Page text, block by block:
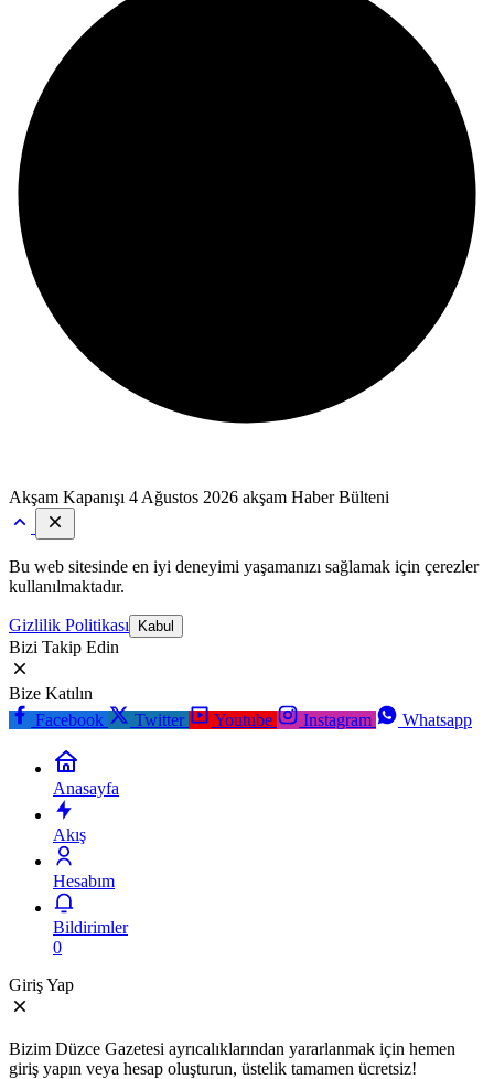
Akşam Kapanışı 4 Ağustos 2026 akşam Haber Bülteni
Bu web sitesinde en iyi deneyimi yaşamanızı sağlamak için çerezler
kullanılmaktadır.
Gizlilik Politikası Kabul
Bizi Takip Edin
Bize Katılın
Facebook
Twitter Youtube Instagram Whatsapp
Anasayfa
Akış
Hesabım
Bildirimler
0
Giriş Yap
Bizim Düzce Gazetesi ayrıcalıklarından yararlanmak için hemen
giriş yapın veya hesap oluşturun, üstelik tamamen ücretsiz!